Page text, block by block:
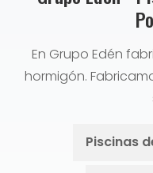
En Grupo Edén
hormigón.
Piscinas